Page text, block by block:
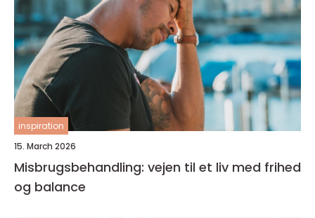
inspiration
15. March 2026
Misbrugsbehandling: vejen til et liv med frihed
og balance